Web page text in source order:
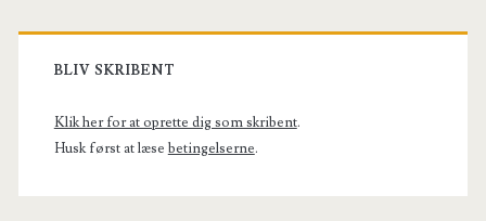
Primary
Sidebar
BLIV SKRIBENT
Klik her for at oprette dig som skribent.
Husk først at læse betingelserne.